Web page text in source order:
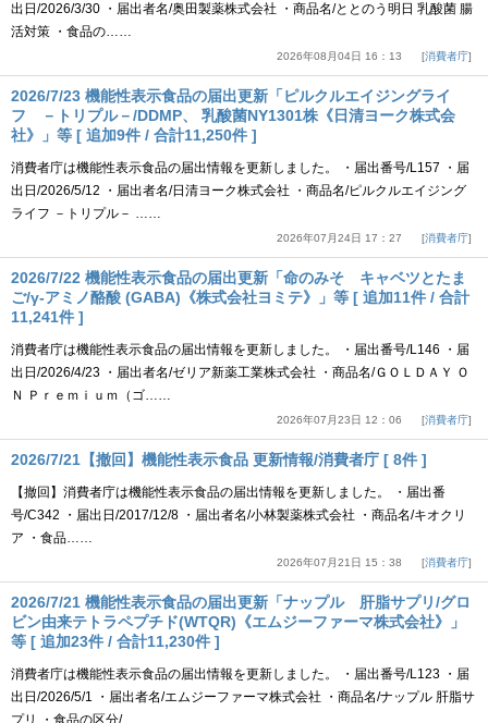
出日/2026/3/30 ・届出者名/奥田製薬株式会社 ・商品名/ととのう明日 乳酸菌 腸
活対策 ・食品の……
2026年08月04日 16：13 消費者庁
2026/7/23 機能性表示食品の届出更新「ピルクルエイジングライ
フ －トリプル－/DDMP、 乳酸菌NY1301株《日清ヨーク株式会
社》」等 [ 追加9件 / 合計11,250件 ]
消費者庁は機能性表示食品の届出情報を更新しました。 ・届出番号/L157 ・届
出日/2026/5/12 ・届出者名/日清ヨーク株式会社 ・商品名/ピルクルエイジング
ライフ －トリプル－ ……
2026年07月24日 17：27 消費者庁
2026/7/22 機能性表示食品の届出更新「命のみそ キャベツとたま
ご/γ-アミノ酪酸 (GABA)《株式会社ヨミテ》」等 [ 追加11件 / 合計
11,241件 ]
消費者庁は機能性表示食品の届出情報を更新しました。 ・届出番号/L146 ・届
出日/2026/4/23 ・届出者名/ゼリア新薬工業株式会社 ・商品名/ＧＯＬＤＡＹ Ｏ
Ｎ Ｐｒｅｍｉｕｍ（ゴ……
2026年07月23日 12：06 消費者庁
2026/7/21【撤回】機能性表示食品 更新情報/消費者庁 [ 8件 ]
【撤回】消費者庁は機能性表示食品の届出情報を更新しました。 ・届出番
号/C342 ・届出日/2017/12/8 ・届出者名/小林製薬株式会社 ・商品名/キオクリ
ア ・食品……
2026年07月21日 15：38 消費者庁
2026/7/21 機能性表示食品の届出更新「ナップル 肝脂サプリ/グロ
ビン由来テトラペプチド(WTQR)《エムジーファーマ株式会社》」
等 [ 追加23件 / 合計11,230件 ]
消費者庁は機能性表示食品の届出情報を更新しました。 ・届出番号/L123 ・届
出日/2026/5/1 ・届出者名/エムジーファーマ株式会社 ・商品名/ナップル 肝脂サ
プリ ・食品の区分/……